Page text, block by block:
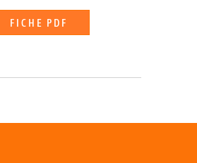
FICHE PDF